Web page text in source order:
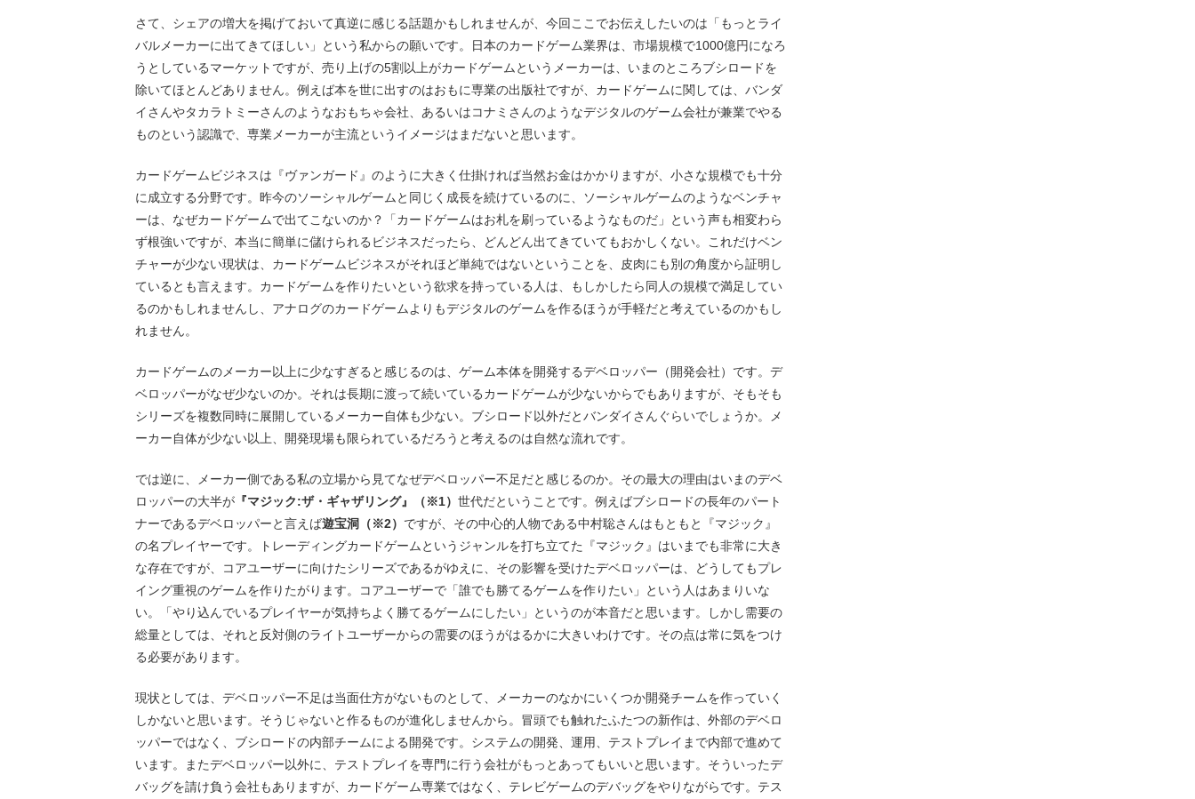
さて、シェアの増大を掲げておいて真逆に感じる話題かもしれませんが、今回ここでお伝えしたいのは「もっとライ
バルメーカーに出てきてほしい」という私からの願いです。日本のカードゲーム業界は、市場規模で1000億円になろ
うとしているマーケットですが、売り上げの5割以上がカードゲームというメーカーは、いまのところブシロードを
除いてほとんどありません。例えば本を世に出すのはおもに専業の出版社ですが、カードゲームに関しては、バンダ
イさんやタカラトミーさんのようなおもちゃ会社、あるいはコナミさんのようなデジタルのゲーム会社が兼業でやる
ものという認識で、専業メーカーが主流というイメージはまだないと思います。
カードゲームビジネスは『ヴァンガード』のように大きく仕掛ければ当然お金はかかりますが、小さな規模でも十分
に成立する分野です。昨今のソーシャルゲームと同じく成長を続けているのに、ソーシャルゲームのようなベンチャ
ーは、なぜカードゲームで出てこないのか？「カードゲームはお札を刷っているようなものだ」という声も相変わら
ず根強いですが、本当に簡単に儲けられるビジネスだったら、どんどん出てきていてもおかしくない。これだけベン
チャーが少ない現状は、カードゲームビジネスがそれほど単純ではないということを、皮肉にも別の角度から証明し
ているとも言えます。カードゲームを作りたいという欲求を持っている人は、もしかしたら同人の規模で満足してい
るのかもしれませんし、アナログのカードゲームよりもデジタルのゲームを作るほうが手軽だと考えているのかもし
れません。
カードゲームのメーカー以上に少なすぎると感じるのは、ゲーム本体を開発するデベロッパー（開発会社）です。デ
ベロッパーがなぜ少ないのか。それは長期に渡って続いているカードゲームが少ないからでもありますが、そもそも
シリーズを複数同時に展開しているメーカー自体も少ない。ブシロード以外だとバンダイさんぐらいでしょうか。メ
ーカー自体が少ない以上、開発現場も限られているだろうと考えるのは自然な流れです。
では逆に、メーカー側である私の立場から見てなぜデベロッパー不足だと感じるのか。その最大の理由はいまのデベ
ロッパーの大半が 『マジック:ザ・ギャザリング』（※1） 世代だということです。例えばブシロードの長年のパート
ナーであるデベロッパーと言えば遊宝洞（※2） ですが、その中心的人物である中村聡さんはもともと『マジック』
の名プレイヤーです。トレーディングカードゲームというジャンルを打ち立てた『マジック』はいまでも非常に大き
な存在ですが、コアユーザーに向けたシリーズであるがゆえに、その影響を受けたデベロッパーは、どうしてもプレ
イング重視のゲームを作りたがります。コアユーザーで「誰でも勝てるゲームを作りたい」という人はあまりいな
い。「やり込んでいるプレイヤーが気持ちよく勝てるゲームにしたい」というのが本音だと思います。しかし需要の
総量としては、それと反対側のライトユーザーからの需要のほうがはるかに大きいわけです。その点は常に気をつけ
る必要があります。
現状としては、デベロッパー不足は当面仕方がないものとして、メーカーのなかにいくつか開発チームを作っていく
しかないと思います。そうじゃないと作るものが進化しませんから。冒頭でも触れたふたつの新作は、外部のデベロ
ッパーではなく、ブシロードの内部チームによる開発です。システムの開発、運用、テストプレイまで内部で進めて
います。またデベロッパー以外に、テストプレイを専門に行う会社がもっとあってもいいと思います。そういったデ
バッグを請け負う会社もありますが、カードゲーム専業ではなく、テレビゲームのデバッグをやりながらです。テス